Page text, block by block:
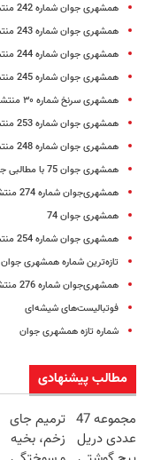
همشهری جوان شماره 242 منتشر شد
همشهری جوان شماره 243 منتشر شد
همشهری جوان شماره 244 منتشر شد
همشهری جوان شماره 245 منتشر شد
همشهری سرنخ شماره ۳۰ منتشر شد
همشهری جوان شماره 253 منتشر شد
همشهری جوان شماره 248 منتشر شد
همشهری جوان 75 با مطالبی جذاب
همشهری‌جوان شماره 274 منتشر ‌شد
همشهری جوان 74
همشهری جوان شماره 254 منتشر شد
تازه‌ترین شماره همشهری جوان
همشهری‌جوان شماره 276 منتشر ‌شد
فوتبالیست‌های شیشه‌ای
شماره تازه همشهری جوان
مطالب پیشنهادی
مجموعه 47
عددی دریل
ترمیم جای
زخم، بخیه